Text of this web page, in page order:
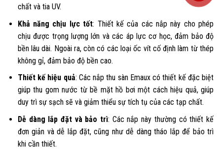
chất và tia UV.
Khả năng chịu lực tốt: Thiết kế của các nắp này cho phép
chịu được trọng lượng lớn và các áp lực cơ học, đảm bảo độ
bền lâu dài. Ngoài ra, còn có các loại ốc vít cố định làm từ thép
không gỉ, đảm bảo độ bền cao.
Thiết kế hiệu quả: Các nắp thu sàn Emaux có thiết kế đặc biệt
giúp thu gom nước từ bề mặt hồ bơi một cách hiệu quả, giúp
duy trì sự sạch sẽ và giảm thiểu sự tích tụ của các tạp chất.
Dễ dàng lắp đặt và bảo trì: Các nắp này thường có thiết kế
đơn giản và dễ lắp đặt, cũng như dễ dàng tháo lắp để bảo trì
khi cần thiết.